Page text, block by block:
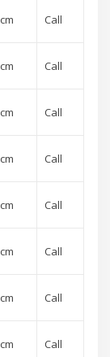
Call
Call
Call
Call
Call
Call
Call
Call